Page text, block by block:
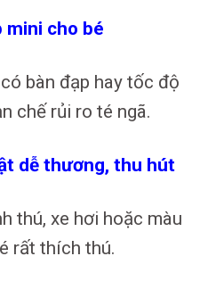
mini cho bé
bàn đạp hay tốc độ
chế rủi ro té ngã.
dễ thương, thu hút
thú, xe hơi hoặc màu
rất thích thú.